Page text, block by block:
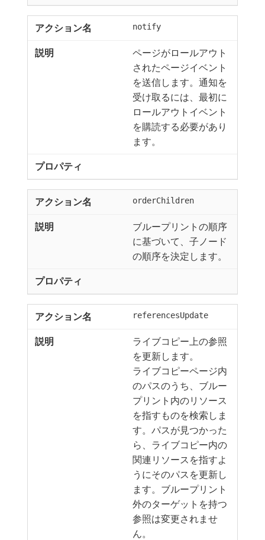
notify
ページがロールアウト
されたページイベント
を送信します。通知を
受け取るには、最初に
ロールアウトイベント
を購読する必要があり
ます。
orderChildren
ブループリントの順序
に基づいて、子ノード
の順序を決定します。
referencesUpdate
ライブコピー上の参照
を更新します。
ライブコピーページ内
のパスのうち、ブルー
プリント内のリソース
を指すものを検索しま
す。パスが見つかった
ら、ライブコピー内の
関連リソースを指すよ
うにそのパスを更新し
ます。ブループリント
外のターゲットを持つ
参照は変更されませ
ん。